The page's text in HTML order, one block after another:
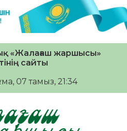
«Жалағаш жаршысы»
сайты
07 тамыз, 21:34